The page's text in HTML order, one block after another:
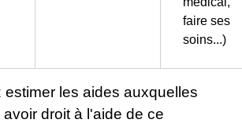
faire ses
soins...)
estimer les aides auxquelles
droit à l'aide de ce